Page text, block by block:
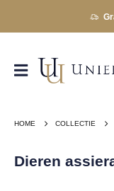
HOME COLLECTIE
Dieren